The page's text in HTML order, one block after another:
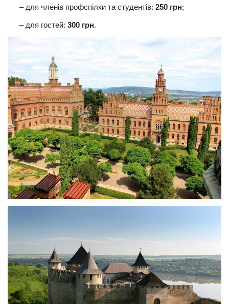
– для членів профспілки та студентів: 250 грн;
– для гостей: 300 грн.